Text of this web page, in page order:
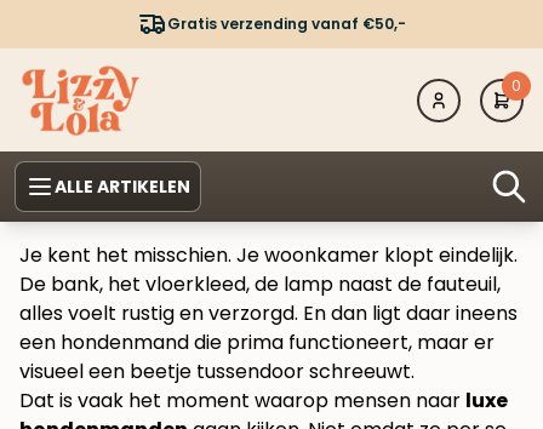
Gratis verzending vanaf €50,-
0
ALLE ARTIKELEN
Je kent het misschien. Je woonkamer klopt eindelijk.
De bank, het vloerkleed, de lamp naast de fauteuil,
alles voelt rustig en verzorgd. En dan ligt daar ineens
een hondenmand die prima functioneert, maar er
visueel een beetje tussendoor schreeuwt.
Dat is vaak het moment waarop mensen naar luxe